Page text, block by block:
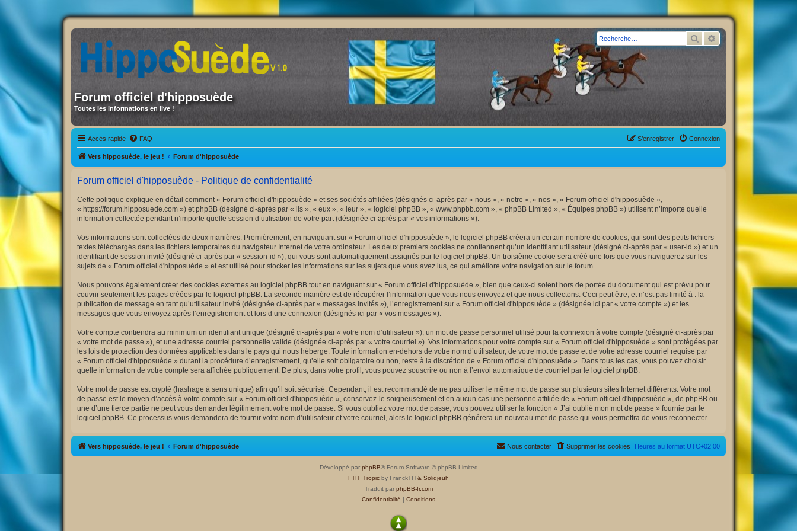
Forum officiel d'hipposuède
Toutes les informations en live !
Rechercher
Accès rapide FAQ Connexion
S’enregistrer
Vers hipposuède, le jeu ! Forum d'hipposuède
Forum officiel d'hipposuède - Politique de confidentialité
Cette politique explique en détail comment « Forum officiel d'hipposuède » et ses sociétés affiliées (désignés ci-après par « nous », « notre », « nos », « Forum officiel d'hipposuède »,
« https://forum.hipposuede.com ») et phpBB (désigné ci-après par « ils », « eux », « leur », « logiciel phpBB », « www.phpbb.com », « phpBB Limited », « Équipes phpBB ») utilisent n’importe quelle
information collectée pendant n’importe quelle session d’utilisation de votre part (désignée ci-après par « vos informations »).
Vos informations sont collectées de deux manières. Premièrement, en naviguant sur « Forum officiel d'hipposuède », le logiciel phpBB créera un certain nombre de cookies, qui sont des petits fichiers
textes téléchargés dans les fichiers temporaires du navigateur Internet de votre ordinateur. Les deux premiers cookies ne contiennent qu’un identifiant utilisateur (désigné ci-après par « user-id ») et un
identifiant de session invité (désigné ci-après par « session-id »), qui vous sont automatiquement assignés par le logiciel phpBB. Un troisième cookie sera créé une fois que vous naviguerez sur les
sujets de « Forum officiel d'hipposuède » et est utilisé pour stocker les informations sur les sujets que vous avez lus, ce qui améliore votre navigation sur le forum.
Nous pouvons également créer des cookies externes au logiciel phpBB tout en naviguant sur « Forum officiel d'hipposuède », bien que ceux-ci soient hors de portée du document qui est prévu pour
couvrir seulement les pages créées par le logiciel phpBB. La seconde manière est de récupérer l’information que vous nous envoyez et que nous collectons. Ceci peut être, et n’est pas limité à : la
publication de message en tant qu’utilisateur invité (désignée ci-après par « messages invités »), l’enregistrement sur « Forum officiel d'hipposuède » (désignée ici par « votre compte ») et les
messages que vous envoyez après l’enregistrement et lors d’une connexion (désignés ici par « vos messages »).
Votre compte contiendra au minimum un identifiant unique (désigné ci-après par « votre nom d’utilisateur »), un mot de passe personnel utilisé pour la connexion à votre compte (désigné ci-après par
« votre mot de passe »), et une adresse courriel personnelle valide (désignée ci-après par « votre courriel »). Vos informations pour votre compte sur « Forum officiel d'hipposuède » sont protégées par
les lois de protection des données applicables dans le pays qui nous héberge. Toute information en-dehors de votre nom d’utilisateur, de votre mot de passe et de votre adresse courriel requise par
« Forum officiel d'hipposuède » durant la procédure d’enregistrement, qu’elle soit obligatoire ou non, reste à la discrétion de « Forum officiel d'hipposuède ». Dans tous les cas, vous pouvez choisir
quelle information de votre compte sera affichée publiquement. De plus, dans votre profil, vous pouvez souscrire ou non à l’envoi automatique de courriel par le logiciel phpBB.
Votre mot de passe est crypté (hashage à sens unique) afin qu’il soit sécurisé. Cependant, il est recommandé de ne pas utiliser le même mot de passe sur plusieurs sites Internet différents. Votre mot
de passe est le moyen d’accès à votre compte sur « Forum officiel d'hipposuède », conservez-le soigneusement et en aucun cas une personne affiliée de « Forum officiel d'hipposuède », de phpBB ou
une d’une tierce partie ne peut vous demander légitimement votre mot de passe. Si vous oubliez votre mot de passe, vous pouvez utiliser la fonction « J’ai oublié mon mot de passe » fournie par le
logiciel phpBB. Ce processus vous demandera de fournir votre nom d’utilisateur et votre courriel, alors le logiciel phpBB générera un nouveau mot de passe qui vous permettra de vous reconnecter.
Vers hipposuède, le jeu ! Forum d'hipposuède Heures au format UTC+02:00
Supprimer les cookies
Nous contacter
Développé par phpBB® Forum Software © phpBB Limited
FTH_Tropic by FranckTH & Solidjeuh
Traduit par phpBB-fr.com
Confidentialité | Conditions